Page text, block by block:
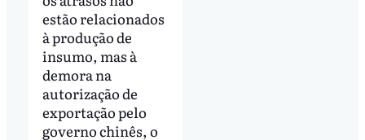
estão relacionados
à produção de
insumo, mas à
demora na
autorização de
exportação pelo
governo chinês, o